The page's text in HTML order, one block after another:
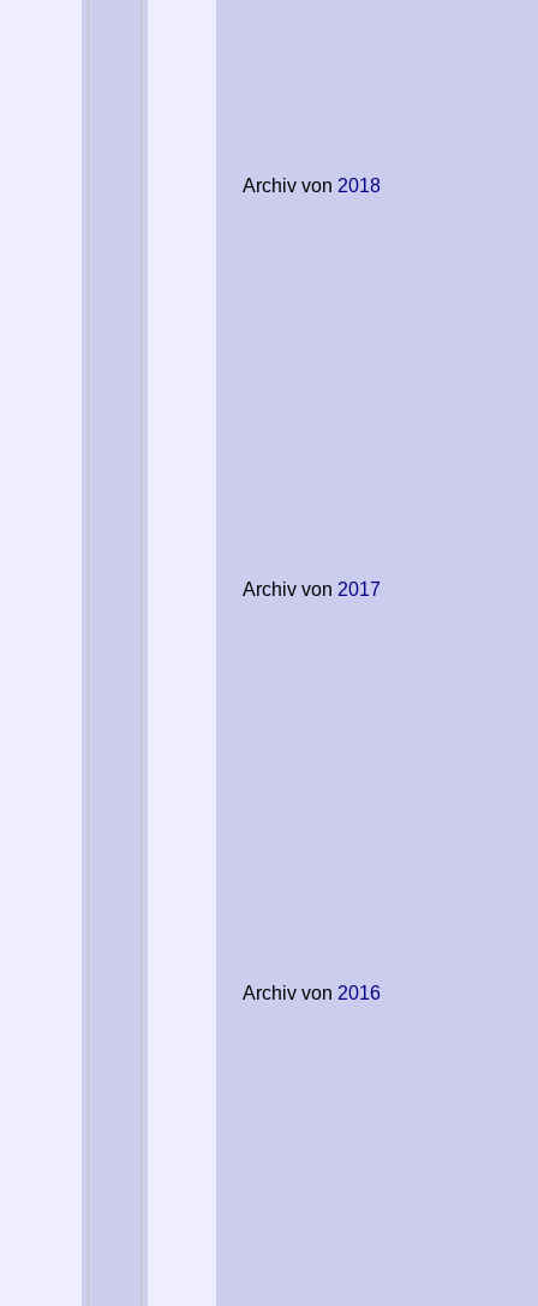
Archiv von 2018
Archiv von 2017
Archiv von 2016